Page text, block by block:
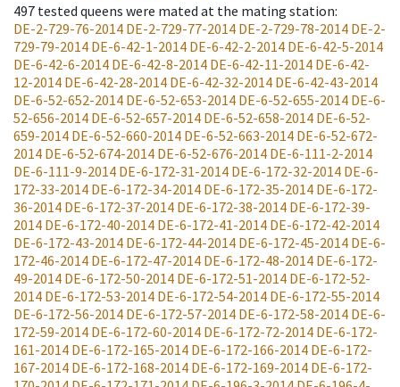
497 tested queens were mated at the mating station:
DE-2-729-76-2014 DE-2-729-77-2014 DE-2-729-78-2014 DE-2-
729-79-2014 DE-6-42-1-2014 DE-6-42-2-2014 DE-6-42-5-2014
DE-6-42-6-2014 DE-6-42-8-2014 DE-6-42-11-2014 DE-6-42-
12-2014 DE-6-42-28-2014 DE-6-42-32-2014 DE-6-42-43-2014
DE-6-52-652-2014 DE-6-52-653-2014 DE-6-52-655-2014 DE-6-
52-656-2014 DE-6-52-657-2014 DE-6-52-658-2014 DE-6-52-
659-2014 DE-6-52-660-2014 DE-6-52-663-2014 DE-6-52-672-
2014 DE-6-52-674-2014 DE-6-52-676-2014 DE-6-111-2-2014
DE-6-111-9-2014 DE-6-172-31-2014 DE-6-172-32-2014 DE-6-
172-33-2014 DE-6-172-34-2014 DE-6-172-35-2014 DE-6-172-
36-2014 DE-6-172-37-2014 DE-6-172-38-2014 DE-6-172-39-
2014 DE-6-172-40-2014 DE-6-172-41-2014 DE-6-172-42-2014
DE-6-172-43-2014 DE-6-172-44-2014 DE-6-172-45-2014 DE-6-
172-46-2014 DE-6-172-47-2014 DE-6-172-48-2014 DE-6-172-
49-2014 DE-6-172-50-2014 DE-6-172-51-2014 DE-6-172-52-
2014 DE-6-172-53-2014 DE-6-172-54-2014 DE-6-172-55-2014
DE-6-172-56-2014 DE-6-172-57-2014 DE-6-172-58-2014 DE-6-
172-59-2014 DE-6-172-60-2014 DE-6-172-72-2014 DE-6-172-
161-2014 DE-6-172-165-2014 DE-6-172-166-2014 DE-6-172-
167-2014 DE-6-172-168-2014 DE-6-172-169-2014 DE-6-172-